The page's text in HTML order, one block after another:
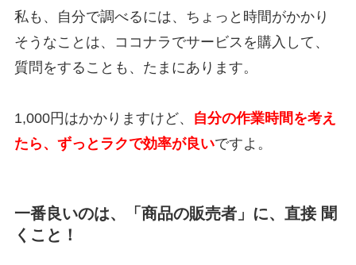
私も、自分で調べるには、ちょっと時間がかかり
そうなことは、ココナラでサービスを購入して、
質問をすることも、たまにあります。
1,000円はかかりますけど、
自分の作業時間を考え
たら、ずっとラクで効率が良いですよ。
一番良いのは、「商品の販売者」に、直接 聞
くこと！